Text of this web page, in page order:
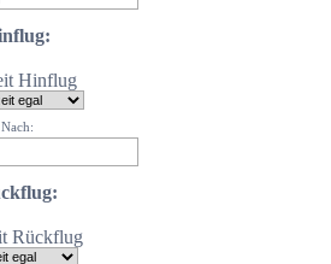
Hinflug
Nach:
Rückflug